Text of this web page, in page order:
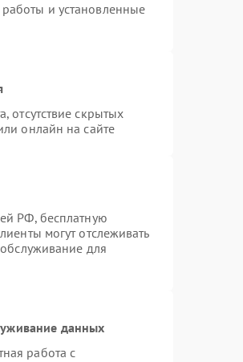
и установленные
отсутствие скрытых
онлайн на сайте
РФ, бесплатную
могут отслеживать
для
данных
работа с